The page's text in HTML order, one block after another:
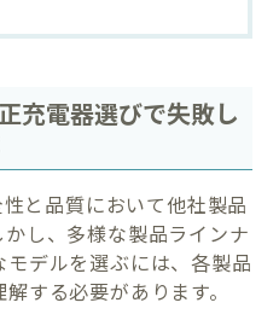
充電器選びで失敗し
と品質において他社製品
し、多様な製品ラインナ
デルを選ぶには、各製品
する必要があります。